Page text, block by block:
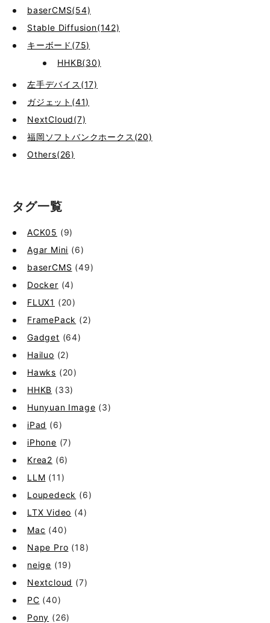
baserCMS(54)
Stable Diffusion(142)
キーボード(75)
HHKB(30)
左手デバイス(17)
ガジェット(41)
NextCloud(7)
福岡ソフトバンクホークス(20)
Others(26)
タグ一覧
ACK05 (9)
Agar Mini (6)
baserCMS (49)
Docker (4)
FLUX1 (20)
FramePack (2)
Gadget (64)
Hailuo (2)
Hawks (20)
HHKB (33)
Hunyuan Image (3)
iPad (6)
iPhone (7)
Krea2 (6)
LLM (11)
Loupedeck (6)
LTX Video (4)
Mac (40)
Nape Pro (18)
neige (19)
Nextcloud (7)
PC (40)
Pony (26)